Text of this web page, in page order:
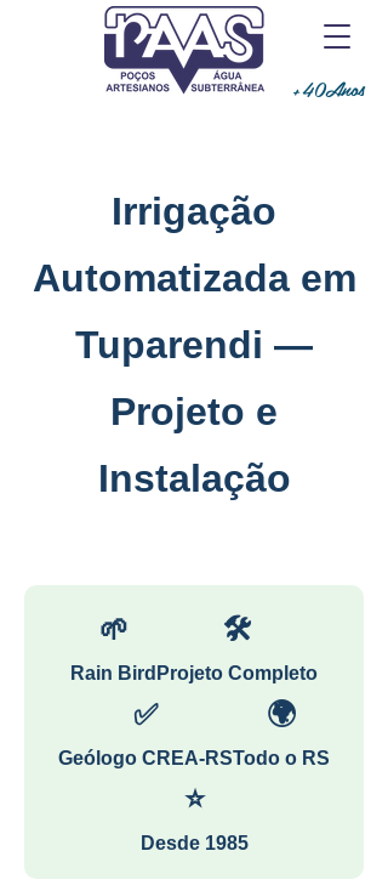
+40Anos
Irrigação
Automatizada em
Tuparendi —
Projeto e
Instalação
🌱
Rain Bird
🛠
Projeto Completo
✅
Geólogo CREA-RS
🌍
Todo o RS
⭐
Desde 1985